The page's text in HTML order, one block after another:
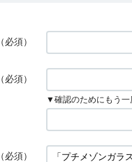
（必須）
（必須）
▼確認のためにもう一
（必須）